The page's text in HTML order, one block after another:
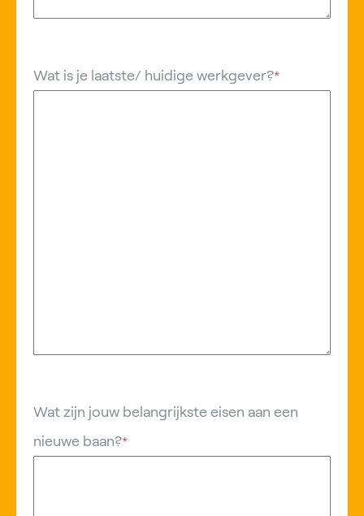
Wat is je laatste/ huidige werkgever?*
Wat zijn jouw belangrijkste eisen aan een
nieuwe baan?*